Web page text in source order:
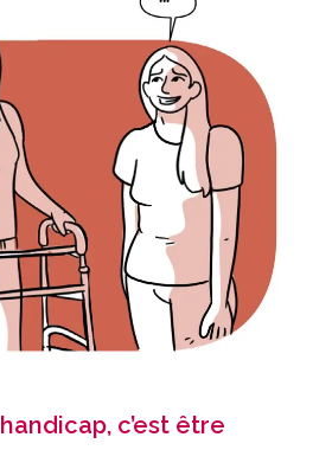
c’est être